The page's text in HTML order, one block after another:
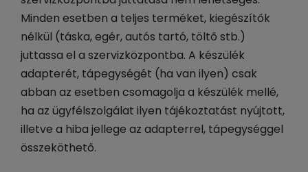
Minden esetben a teljes terméket, kiegészítők
nélkül (táska, egér, autós tartó, töltő stb.)
juttassa el a szervizközpontba. A készülék
adapterét, tápegységét (ha van ilyen) csak
abban az esetben csomagolja a készülék mellé,
ha az ügyfélszolgálat ilyen tájékoztatást nyújtott,
illetve a hiba jellege az adapterrel, tápegységgel
összeköthető.